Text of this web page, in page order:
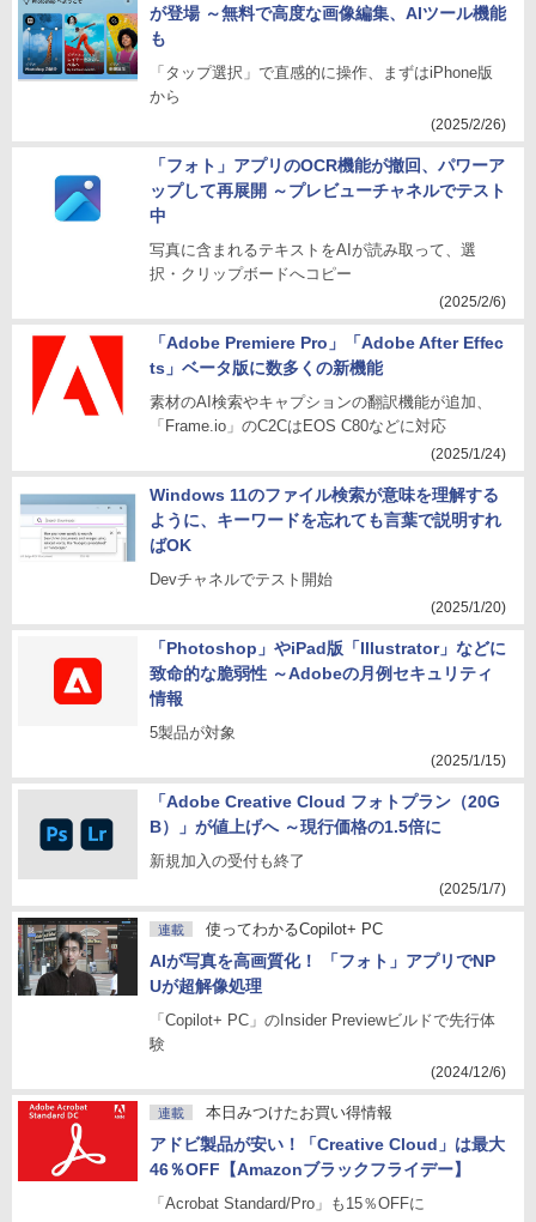
が登場 ～無料で高度な画像編集、AIツール機能
も
「タップ選択」で直感的に操作、まずはiPhone版
から
(2025/2/26)
「フォト」アプリのOCR機能が撤回、パワーア
ップして再展開 ～プレビューチャネルでテスト
中
写真に含まれるテキストをAIが読み取って、選
択・クリップボードへコピー
(2025/2/6)
「Adobe Premiere Pro」「Adobe After Effec
ts」ベータ版に数多くの新機能
素材のAI検索やキャプションの翻訳機能が追加、
「Frame.io」のC2CはEOS C80などに対応
(2025/1/24)
Windows 11のファイル検索が意味を理解する
ように、キーワードを忘れても言葉で説明すれ
ばOK
Devチャネルでテスト開始
(2025/1/20)
「Photoshop」やiPad版「Illustrator」などに
致命的な脆弱性 ～Adobeの月例セキュリティ
情報
5製品が対象
(2025/1/15)
「Adobe Creative Cloud フォトプラン（20G
B）」が値上げへ ～現行価格の1.5倍に
新規加入の受付も終了
(2025/1/7)
連載 使ってわかるCopilot+ PC
AIが写真を高画質化！ 「フォト」アプリでNP
Uが超解像処理
「Copilot+ PC」のInsider Previewビルドで先行体
験
(2024/12/6)
連載 本日みつけたお買い得情報
アドビ製品が安い！「Creative Cloud」は最大
46％OFF【Amazonブラックフライデー】
「Acrobat Standard/Pro」も15％OFFに